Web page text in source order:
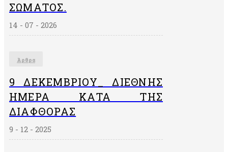
ΣΏΜΑΤΟΣ.
14 - 07 - 2026
Άρθρα
9 ΔΕΚΕΜΒΡΙΟΥ_ ΔΙΕΘΝΗΣ
ΗΜΕΡΑ ΚΑΤΑ ΤΗΣ
ΔΙΑΦΘΟΡΑΣ
9 - 12 - 2025